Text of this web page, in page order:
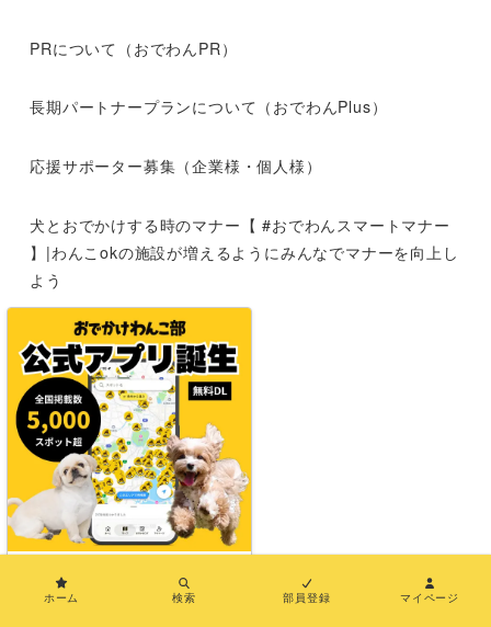
PRについて（おでわんPR）
長期パートナープランについて（おでわんPlus）
応援サポーター募集（企業様・個人様）
犬とおでかけする時のマナー【 #おでわんスマートマナー
】|わんこokの施設が増えるようにみんなでマナーを向上し
よう
運営者情報
お問い合わせ
メディア紹介
特定商取引法に基づく表示
利用規約
ホーム 検索 部員登録 マイページ